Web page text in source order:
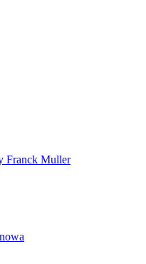
Franck Muller